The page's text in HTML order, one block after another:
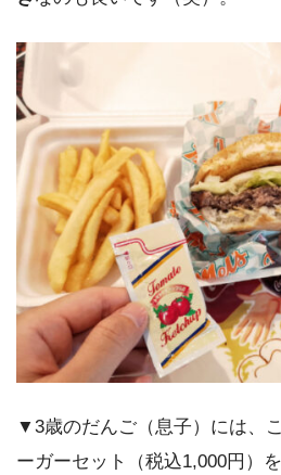
▼3歳のだんご（息子）には、
ーガーセット（税込1,000円）